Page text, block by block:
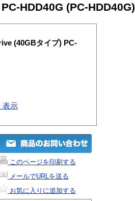
HDD40G (PC-HDD40G)
(40GBタイプ) PC-
表示
このページを印刷する
メールでURLを送る
お気に入りに追加する